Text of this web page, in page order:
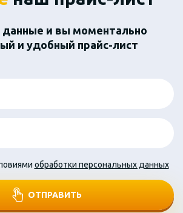
и вы моментально
и удобный прайс-лист
ОТПРАВИТЬ
обработки персональных данных